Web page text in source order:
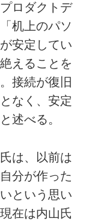
ロダクトデ
机上のパソ
安定してい
えることを
接続が復旧
なく、安定
述べる。
は、以前は
分が作った
という思い
在は内山氏